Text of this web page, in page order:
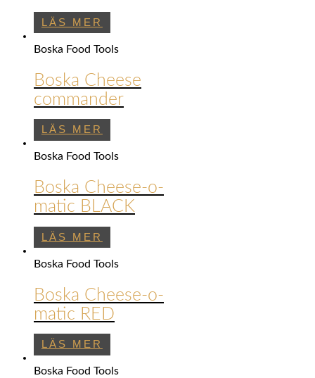
LÄS MER
Boska Food Tools
Boska Cheese
commander
LÄS MER
Boska Food Tools
Boska Cheese-o-
matic BLACK
LÄS MER
Boska Food Tools
Boska Cheese-o-
matic RED
LÄS MER
Boska Food Tools